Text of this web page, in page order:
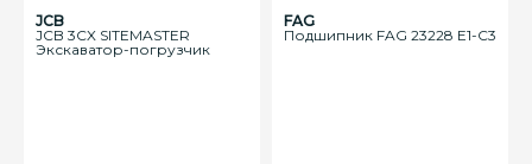
JCB
JCB 3CX SITEMASTER
Экскаватор-погрузчик
FAG
Подшипник FAG 23228 E1-C3